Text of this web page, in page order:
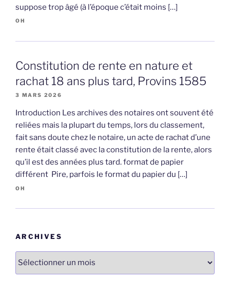
suppose trop âgé (à l’époque c’était moins […]
OH
Constitution de rente en nature et
rachat 18 ans plus tard, Provins 1585
3 MARS 2026
Introduction Les archives des notaires ont souvent été
reliées mais la plupart du temps, lors du classement,
fait sans doute chez le notaire, un acte de rachat d’une
rente était classé avec la constitution de la rente, alors
qu’il est des années plus tard. format de papier
différent Pire, parfois le format du papier du […]
OH
ARCHIVES
Archives